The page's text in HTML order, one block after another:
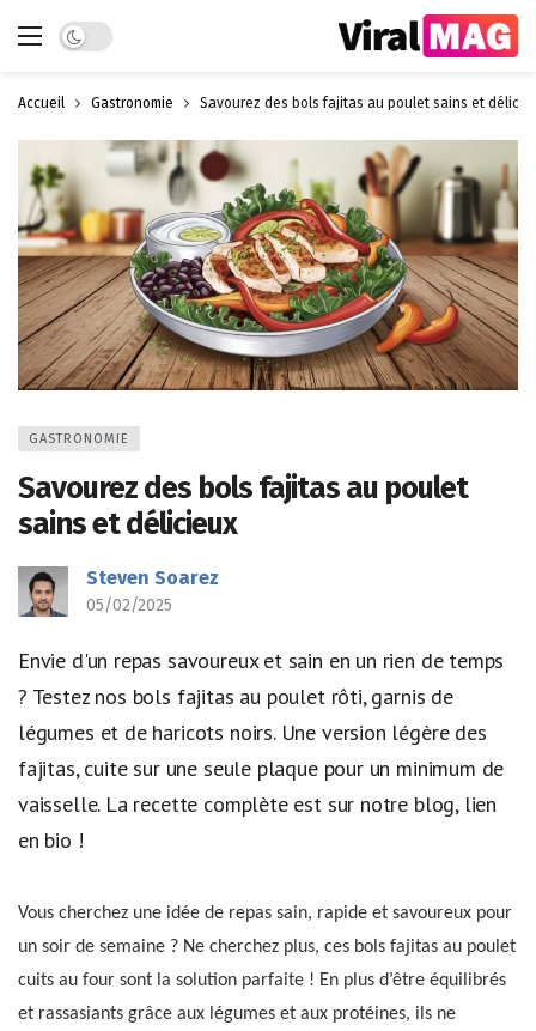
Dark mode
Accueil Gastronomie Savourez des bols fajitas au poulet sains et
GASTRONOMIE
Savourez des bols fajitas au poulet
sains et délicieux
Steven Soarez
05/02/2025
Envie d'un repas savoureux et sain en un rien de temps
? Testez nos bols fajitas au poulet rôti, garnis de
légumes et de haricots noirs. Une version légère des
fajitas, cuite sur une seule plaque pour un minimum de
vaisselle. La recette complète est sur notre blog, lien
en bio !
Vous cherchez une idée de repas sain, rapide et savoureux pour
un soir de semaine ? Ne cherchez plus, ces bols fajitas au poulet
cuits au four sont la solution parfaite ! En plus d’être équilibrés
et rassasiants grâce aux légumes et aux protéines, ils ne